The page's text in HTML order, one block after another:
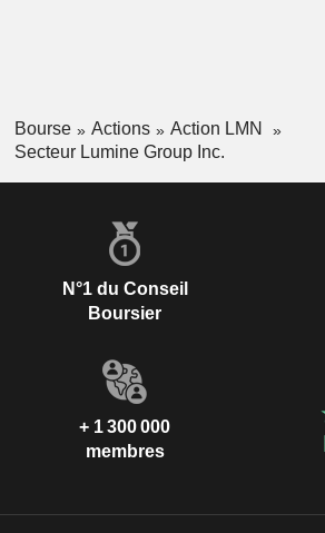
Bourse Actions
Action LMN
Secteur Lumine Group Inc.
N°1 du Conseil
Boursier
+ 1 300 000
membres